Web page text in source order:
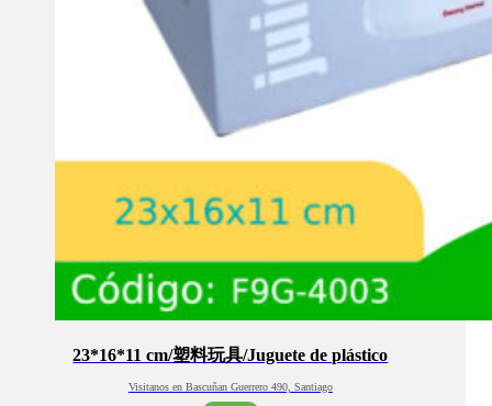
23*16*11 cm/塑料玩具/Juguete de plástico
Visitanos en Bascuñan Guerrero 490, Santiago